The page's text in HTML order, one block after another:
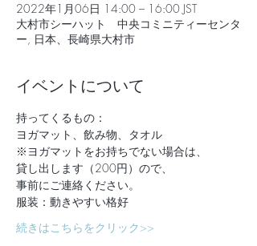
2022年1月06日 14:00 – 16:00 JST
大村市シーハット 中央コミニティーセンタ
ー, 日本、長崎県大村市
イベントについて
持ってくるもの：
ヨガマット、飲み物、タオル
※ヨガマットをお持ちでない場合は、
貸し出します（200円）ので、
事前にご連絡ください。
服装：動きやすい格好
続きはこちらをクリック>>